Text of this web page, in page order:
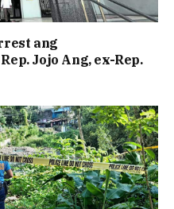
ang
Jojo Ang, ex-Rep.